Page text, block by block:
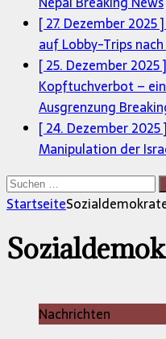
[ 27. Dezember 2025 ]
auf Lobby-Trips
[ 25. Dezember 2025 ]
Kopftuchverbot –
Ausgrenzung
[ 24. Dezember 2025 ]
Manipulation der
Suchen
nach:
Startseite
Nachrichten